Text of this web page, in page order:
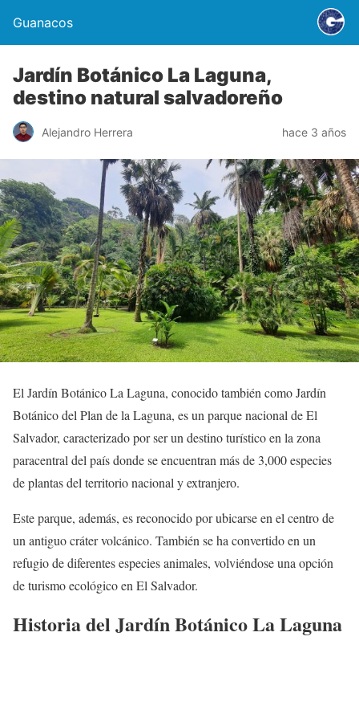
Guanacos
Jardín Botánico La Laguna,
destino natural salvadoreño
Alejandro Herrera hace 3 años
El Jardín Botánico La Laguna, conocido también como Jardín
Botánico del Plan de la Laguna, es un parque nacional de El
Salvador, caracterizado por ser un destino turístico en la zona
paracentral del país donde se encuentran más de 3,000 especies
de plantas del territorio nacional y extranjero.
Este parque, además, es reconocido por ubicarse en el centro de
un antiguo cráter volcánico. También se ha convertido en un
refugio de diferentes especies animales, volviéndose una opción
de turismo ecológico en El Salvador.
Historia del Jardín Botánico La Laguna